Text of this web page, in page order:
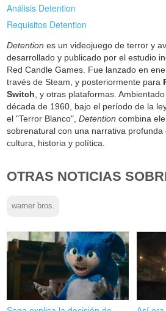
Análisis Detention
Requisitos Detention
Detention es un videojuego de terror y
desarrollado y publicado por el estudio
Red Candle Games. Fue lanzado en
través de Steam, y posteriormente para
Switch, y otras plataformas.
década de 1960, bajo el período de la
el "Terror Blanco",Detention combina
sobrenatural con una narrativa
cultura, historia y política.
OTRAS NOTICIAS
warner bros.